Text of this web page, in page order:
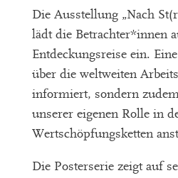
Die Ausstellung „Nach
lädt die Betrachter*innen
Entdeckungsreise ein.
über die weltweiten
informiert, sondern
unserer eigenen Rolle in
Wertschöpfungsketten
Die Posterserie zeigt auf